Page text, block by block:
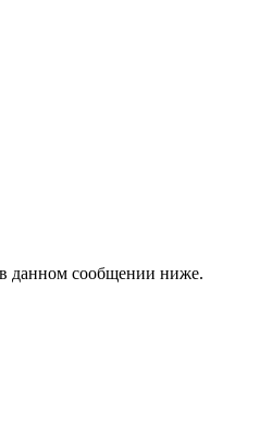
данном сообщении ниже.